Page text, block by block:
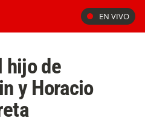
EN VIVO
hijo de
y Horacio